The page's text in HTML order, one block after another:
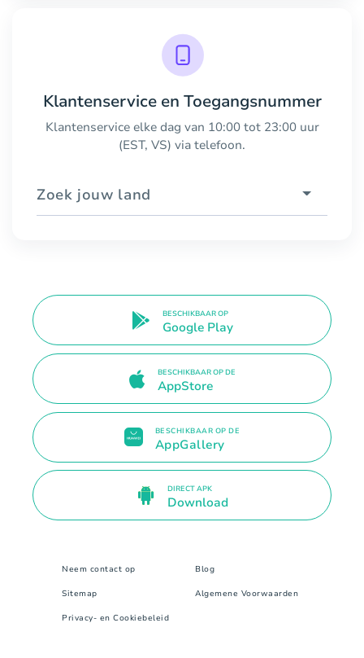
Klantenservice en Toegangsnummer
Klantenservice elke dag van 10:00 tot 23:00 uur
(EST, VS) via telefoon.
Zoek jouw land
BESCHIKBAAR OP
Google Play
BESCHIKBAAR OP DE
AppStore
BESCHIKBAAR OP DE
AppGallery
DIRECT APK
Download
Neem contact op Blog
Sitemap Algemene Voorwaarden
Privacy- en Cookiebeleid